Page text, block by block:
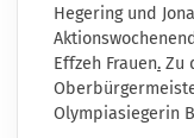
Hegering und
Effzeh Frauen. Zu
Olympiasiegerin